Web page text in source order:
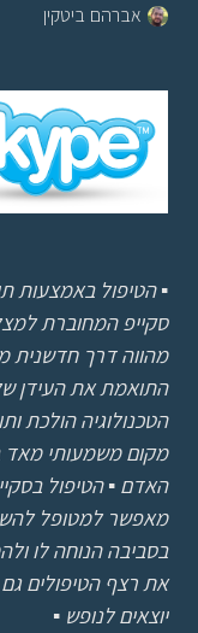
אברהם ביטקין
▪הטיפול באמצעות
סקייפ המחוברת
מהווה דרך חדשנית
התואמת את העידן
הטכנולוגיה הולכת
מקום משמעותי מאד
האדם ▪ הטיפול
מאפשר למטופל
בסביבה הנוחה לו
את רצף הטיפולים
יוצאים לנופש ▪